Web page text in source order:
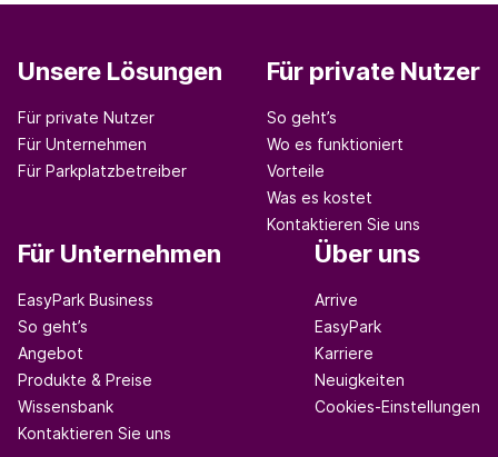
Unsere Lösungen
Für private Nutzer
Für Unternehmen
Für Parkplatzbetreiber
Für private Nutzer
So geht’s
Wo es funktioniert
Vorteile
Was es kostet
Kontaktieren Sie uns
Für Unternehmen
EasyPark Business
So geht’s
Angebot
Produkte & Preise
Wissensbank
Kontaktieren Sie uns
Über uns
Arrive
EasyPark
Karriere
Neuigkeiten
Cookies-Einstellungen